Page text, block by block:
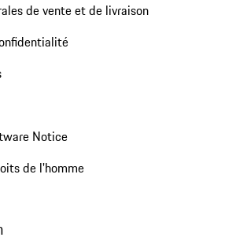
de vente et de livraison
Notice
de l'homme